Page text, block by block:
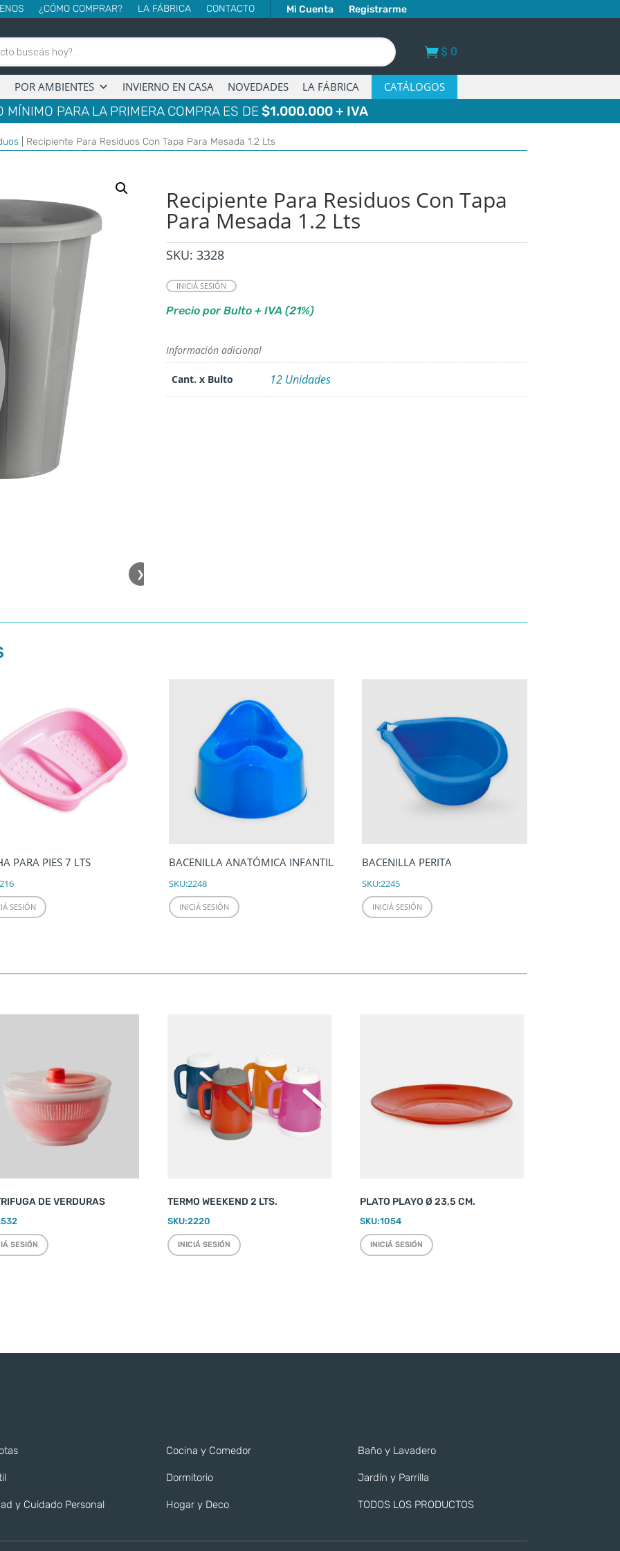
¿CÓMO COMPRAR? LA FÁBRICA CONTACTO Mi Cuenta Registrarme
$ 0
POR AMBIENTES INVIERNO EN CASA NOVEDADES LA FÁBRICA CATÁLOGOS
MÍNIMO PARA LA PRIMERA COMPRA ES DE$1.000.000 + IVA
| Recipiente Para Residuos Con Tapa Para Mesada 1.2 Lts
❯
Recipiente Para Residuos Con Tapa
Para Mesada 1.2 Lts
SKU:3328
INICIÁ SESIÓN
Precio por Bulto + IVA (21%)
Información adicional
Cant. x Bulto 12 Unidades
PARA PIES 7 LTS
SESIÓN
BACENILLA ANATÓMICA INFANTIL
SKU:2248
INICIÁ SESIÓN
BACENILLA PERITA
SKU:2245
INICIÁ SESIÓN
DE VERDURAS
SESIÓN
TERMO WEEKEND 2 LTS.
SKU:2220
INICIÁ SESIÓN
PLATO PLAYO Ø 23,5 CM.
SKU:1054
INICIÁ SESIÓN
y Cuidado Personal
Cocina y Comedor
Dormitorio
Hogar y Deco
Baño y Lavadero
Jardín y Parrilla
TODOS LOS PRODUCTOS